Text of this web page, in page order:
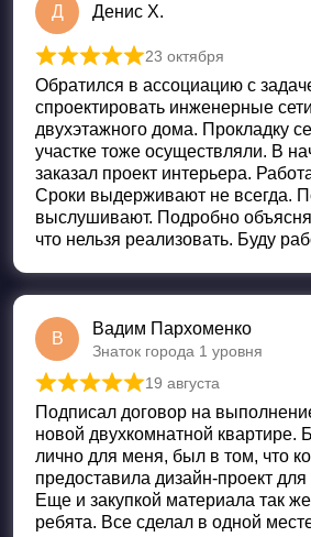
Д Денис Х.
Оценка5 из 5
23 октября
Обратился в ассоциацию с
спроектировать инженерные
двухэтажного дома. Прокладку
участке тоже осуществляли. В
заказал проект интерьера.
Сроки выдерживают не всегда.
выслушивают. Подробно
что нельзя реализовать. Буду
В
Вадим Пархоменко
Знаток города 1 уровня
Оценка5 из 5
19 августа
Подписал договор на
новой двухкомнатной квартире.
лично для меня, был в том, что
предоставила дизайн-проект для
Еще и закупкой материала так
ребята. Все сделал в одной